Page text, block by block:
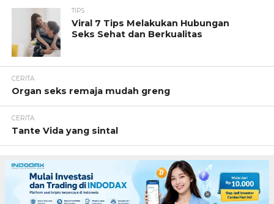
TIPS
Viral 7 Tips Melakukan Hubungan
Seks Sehat dan Berkualitas
CERITA
Organ seks remaja mudah greng
CERITA
Tante Vida yang sintal